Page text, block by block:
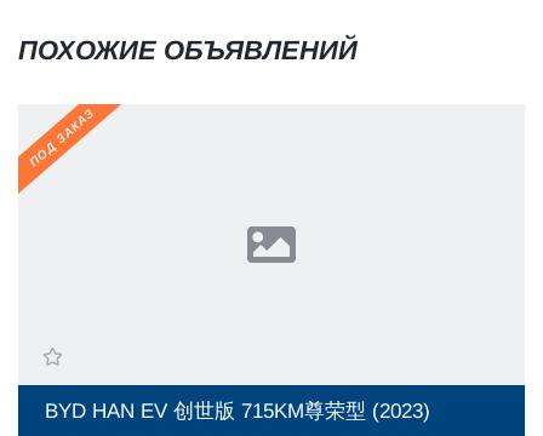
ПОХОЖИЕ ОБЪЯВЛЕНИЙ
ПОД ЗАКАЗ
BYD HAN EV 创世版 715KM尊荣型 (2023)